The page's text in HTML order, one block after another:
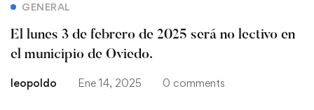
GENERAL
El lunes 3 de febrero de 2025 será no lectivo en
el municipio de Oviedo.
leopoldo Ene 14, 2025 0 comments